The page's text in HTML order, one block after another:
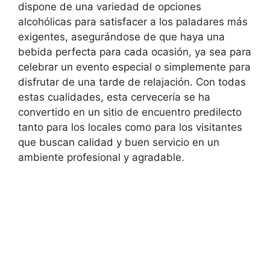
dispone de una variedad de opciones
alcohólicas para satisfacer a los paladares más
exigentes, asegurándose de que haya una
bebida perfecta para cada ocasión, ya sea para
celebrar un evento especial o simplemente para
disfrutar de una tarde de relajación. Con todas
estas cualidades, esta cervecería se ha
convertido en un sitio de encuentro predilecto
tanto para los locales como para los visitantes
que buscan calidad y buen servicio en un
ambiente profesional y agradable.